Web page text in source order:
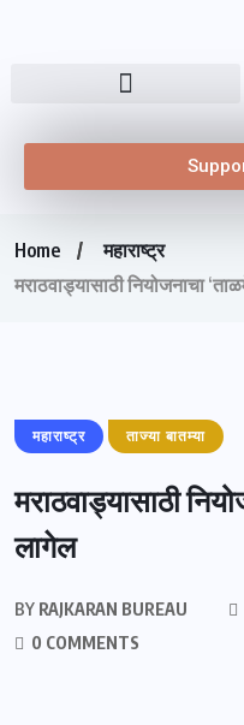
Home
महाराष्ट्र
मराठवाड्यासाठी नियोजनाचा
महाराष्ट्र ताज्या बातम्या
मराठवाड्यासाठी
लागेल
BY RAJKARAN BUREAU
0 COMMENTS